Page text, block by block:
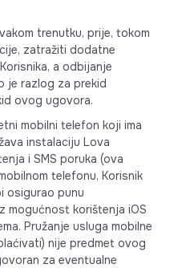
trenutku, prije, tokom
zatražiti dodatne
a odbijanje
je razlog za prekid
ovog ugovora.
mobilni telefon koji ima
instalaciju Lova
i SMS poruka (ova
telefonu, Korisnik
osigurao punu
mogućnost korištenja iOS
Pružanje usluga mobilne
nije predmet ovog
za eventualne